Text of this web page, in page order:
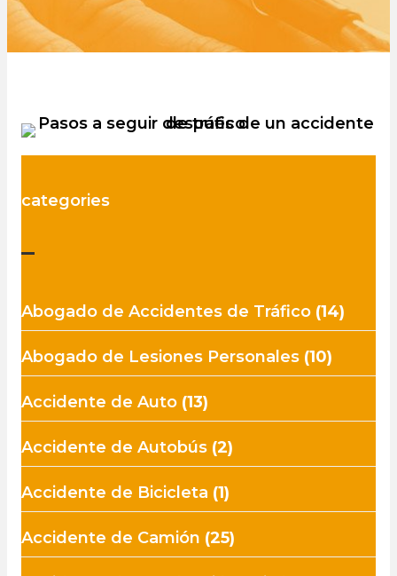
categories
–
Abogado de Accidentes de Tráfico (14)
Abogado de Lesiones Personales (10)
Accidente de Auto (13)
Accidente de Autobús (2)
Accidente de Bicicleta (1)
Accidente de Camión (25)